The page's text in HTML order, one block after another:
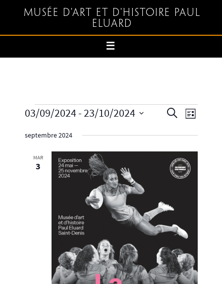
Musée d'art et d'histoire Paul
Eluard
Recherche
navigation
vues
Évènements
RechercheNavigation
vues
Liste
03/09/2024 - 23/10/2024
une
septembre 2024
MAR
3